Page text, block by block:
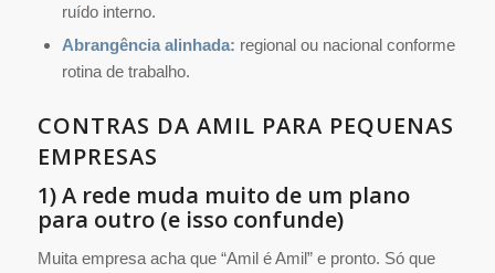
ruído interno.
Abrangência alinhada: regional ou nacional conforme
rotina de trabalho.
CONTRAS DA AMIL PARA PEQUENAS
EMPRESAS
1) A rede muda muito de um plano
para outro (e isso confunde)
Muita empresa acha que “Amil é Amil” e pronto. Só que